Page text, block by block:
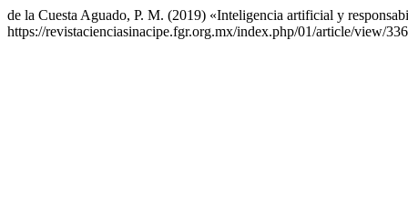
de la Cuesta Aguado, P. M. (2019) «Inteligencia artificial y
https://revistacienciasinacipe.fgr.org.mx/index.php/01/article/view/